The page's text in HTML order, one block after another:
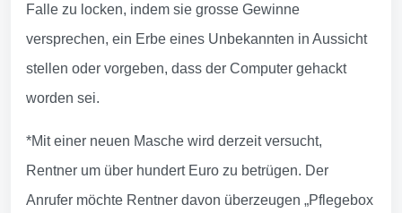
Falle zu locken, indem sie grosse Gewinne
versprechen, ein Erbe eines Unbekannten in Aussicht
stellen oder vorgeben, dass der Computer gehackt
worden sei.
*Mit einer neuen Masche wird derzeit versucht,
Rentner um über hundert Euro zu betrügen. Der
Anrufer möchte Rentner davon überzeugen „Pflegebox